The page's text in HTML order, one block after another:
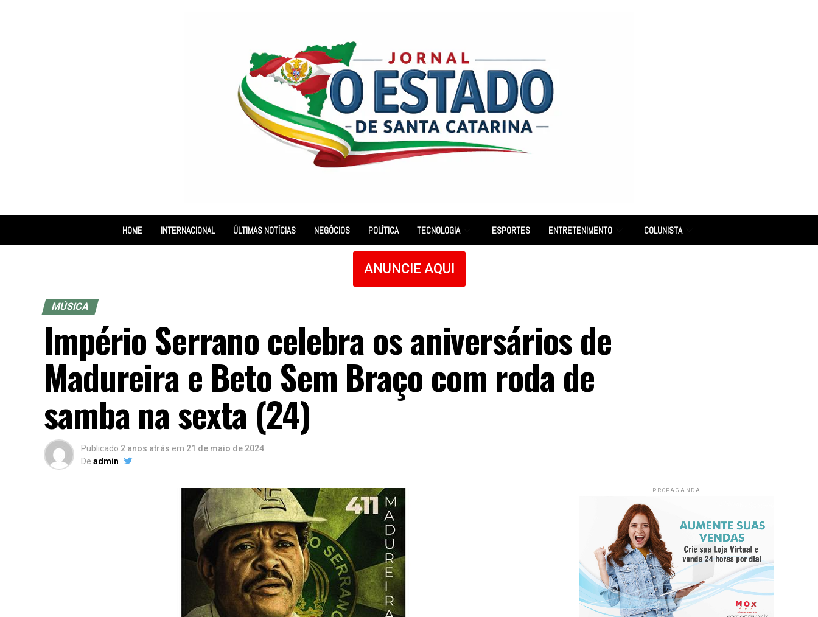
HOME INTERNACIONAL ÚLTIMAS NOTÍCIAS NEGÓCIOS POLÍTICA TECNOLOGIA ESPORTES ENTRETENIMENTO COLUNISTA
ANUNCIE AQUI
MÚSICA
Império Serrano celebra os aniversários de
Madureira e Beto Sem Braço com roda de
samba na sexta (24)
Publicado 2 anos atrás em 21 de maio de 2024
De admin
PROPAGANDA